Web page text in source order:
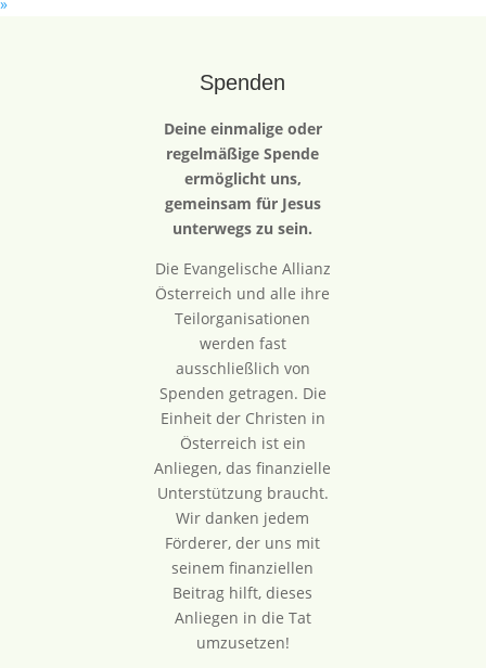
Spenden
Deine einmalige oder
regelmäßige Spende
ermöglicht uns,
gemeinsam für Jesus
unterwegs zu sein.
Die Evangelische Allianz
Österreich und alle ihre
Teilorganisationen
werden fast
ausschließlich von
Spenden getragen. Die
Einheit der Christen in
Österreich ist ein
Anliegen, das finanzielle
Unterstützung braucht.
Wir danken jedem
Förderer, der uns mit
seinem finanziellen
Beitrag hilft, dieses
Anliegen in die Tat
umzusetzen!